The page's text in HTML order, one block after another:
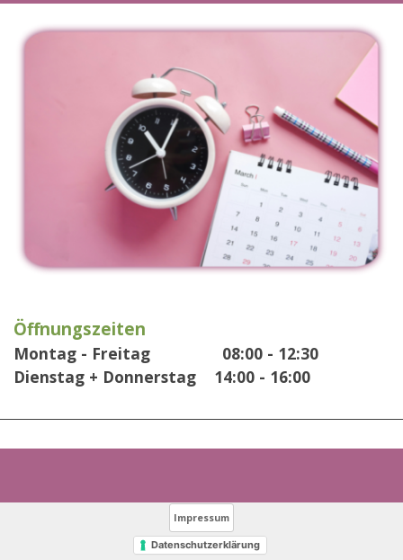
Öffnungszeiten
Montag - Freitag 08:00 - 12:30
Dienstag + Donnerstag 14:00 - 16:00
Impressum
Datenschutzerklärung